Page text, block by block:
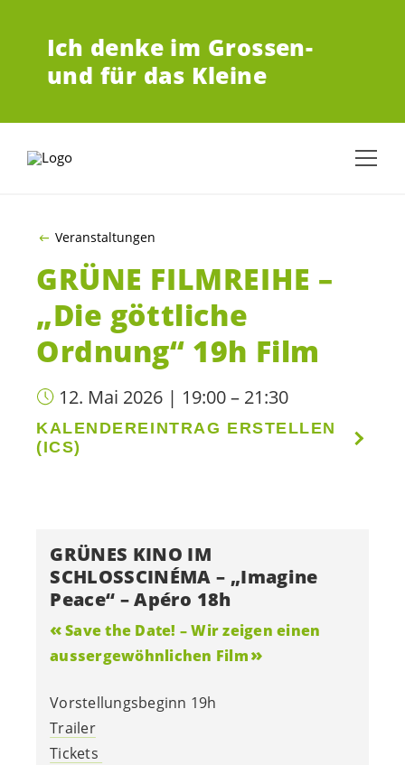
Ich denke im Grossen-
und für das Kleine
Veranstaltungen
GRÜNE FILMREIHE –
„Die göttliche
Ordnung“ 19h Film
12. Mai 2026 | 19:00 – 21:30
KALENDEREINTRAG ERSTELLEN
(ICS)
GRÜNES KINO IM
SCHLOSSCINÉMA – „Imagine
Peace“ – Apéro 18h
Save the Date! – Wir zeigen einen
aussergewöhnlichen Film
Vorstellungsbeginn 19h
Trailer
Tickets